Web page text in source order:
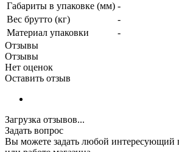
Габариты в упаковке (мм) -
Вес брутто (кг)
-
Материал упаковки
-
Отзывы
Отзывы
Нет оценок
Оставить отзыв
Загрузка отзывов...
Задать вопрос
Вы можете задать любой интересующий